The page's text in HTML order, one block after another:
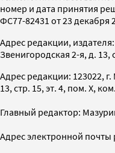
номер и дата принятия
ФС77-82431 от 23 декабря
Адрес редакции,
Звенигородская 2-я, д. 13,
Адрес редакции: 123022,
13, стр. 15, эт. 4, пом. X,
Главный редактор:
Адрес электронной почты